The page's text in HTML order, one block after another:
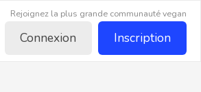
Rejoignez la plus grande communauté vegan
Connexion Inscription